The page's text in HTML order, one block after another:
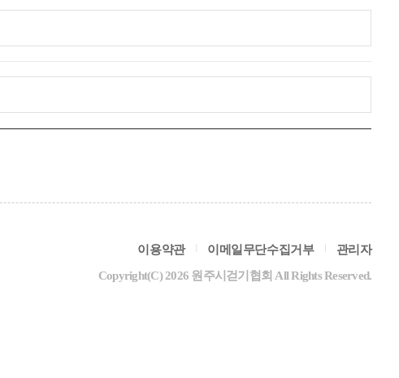
이용약관 이메일무단수집거부
관리자
Copyright(C) 2026 원주시걷기협회 All Rights Reserved.